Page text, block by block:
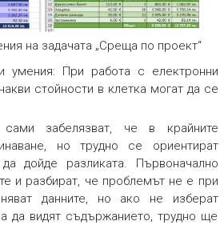
на задачата „Среща по проект“
умения: При работа с електронни
стойности в клетка могат да се
сами забелязват, че в крайните
но трудно се ориентират
дойде разликата. Първоначално
и разбират, че проблемът не е при
данните, но ако не изберат
да видят съдържанието, трудно ще